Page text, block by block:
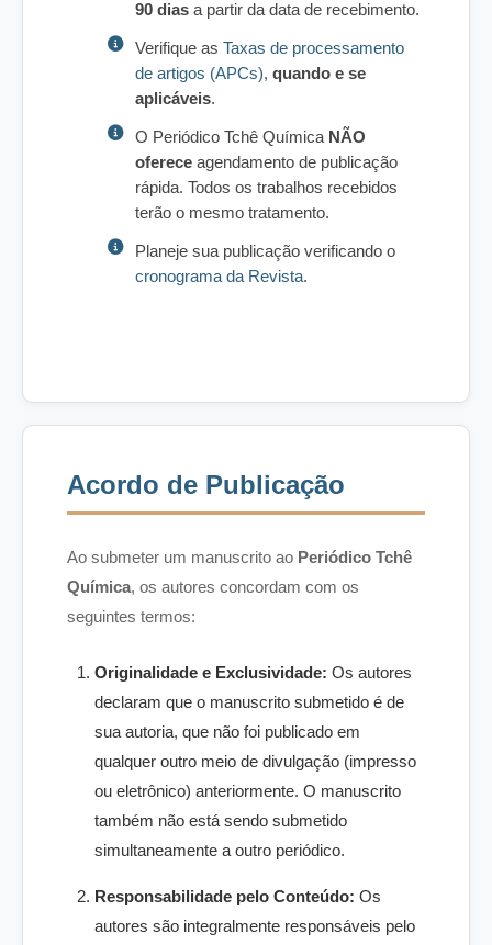
90 diasa partir da data de recebimento.
Verifique as Taxas de processamento
de artigos (APCs), quando e se
aplicáveis.
O Periódico Tchê Química NÃO
ofereceagendamento de publicação
rápida. Todos os trabalhos recebidos
terão o mesmo tratamento.
Planeje sua publicação verificando o
cronograma da Revista.
Acordo de Publicação
Ao submeter um manuscrito ao Periódico Tchê
Química, os autores concordam com os
seguintes termos:
Originalidade e Exclusividade: Os autores
declaram que o manuscrito submetido é de
sua autoria, que não foi publicado em
qualquer outro meio de divulgação (impresso
ou eletrônico) anteriormente. O manuscrito
também não está sendo submetido
simultaneamente a outro periódico.
Responsabilidade pelo Conteúdo: Os
autores são integralmente responsáveis pelo